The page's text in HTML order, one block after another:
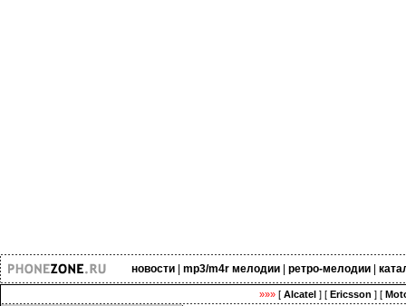
новости| mp3/m4r мелодии| ретро-мелодии|
»»»[ Alcatel] [ Ericsson ] [